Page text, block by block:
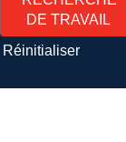
Réinitialiser